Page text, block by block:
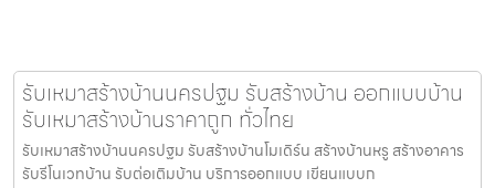
รับเหมาสร้างบ้านนครปฐม รับสร้างบ้าน ออกแบบบ้าน
รับเหมาสร้างบ้านราคาถูก ทั่วไทย
รับเหมาสร้างบ้านนครปฐม รับสร้างบ้านโมเดิร์น สร้างบ้านหรู สร้างอาคาร
รับรีโนเวทบ้าน รับต่อเติมบ้าน บริการออกแบบ เขียนแบบก